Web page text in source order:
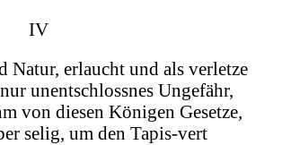
Natur, erlaucht und als verletze
unentschlossnes Ungefähr,
von diesen Königen Gesetze,
selig, um den Tapis-vert